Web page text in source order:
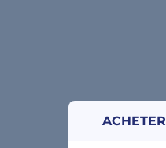
ACHETER